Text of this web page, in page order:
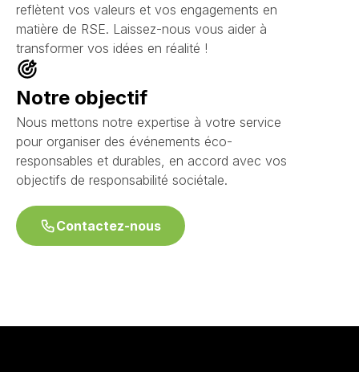
reflètent vos valeurs et vos engagements en
matière de RSE. Laissez-nous vous aider à
transformer vos idées en réalité !
Notre objectif
Nous mettons notre expertise à votre service
pour organiser des événements éco-
responsables et durables, en accord avec vos
objectifs de responsabilité sociétale.
Contactez-nous